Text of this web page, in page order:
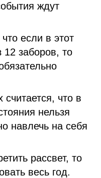
ждут
если в этот
12 заборов, то
считается, что в
нельзя
навлечь на себя
рассвет, то
весь год.